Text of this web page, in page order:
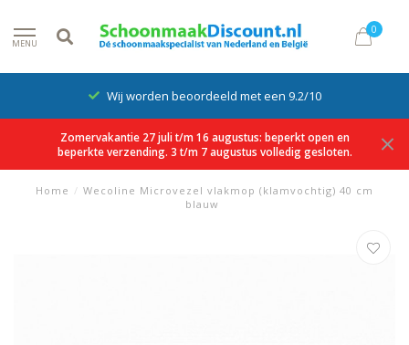
MENU
0
Wij worden beoordeeld met een 9.2/10
Zomervakantie 27 juli t/m 16 augustus: beperkt open en
beperkte verzending. 3 t/m 7 augustus volledig gesloten.
Home / Wecoline Microvezel vlakmop (klamvochtig) 40 cm
blauw